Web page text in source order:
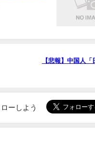
【悲報】中国人
ーしよう